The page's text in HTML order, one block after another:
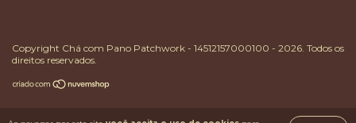
Copyright Chá com Pano Patchwork - 14512157000100 - 2026. Todos os
direitos reservados.